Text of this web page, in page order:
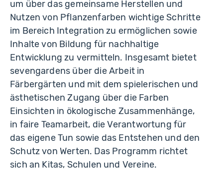
um über das gemeinsame Herstellen und
Nutzen von Pflanzenfarben wichtige Schritte
im Bereich Integration zu ermöglichen sowie
Inhalte von Bildung für nachhaltige
Entwicklung zu vermitteln. Insgesamt bietet
sevengardens über die Arbeit in
Färbergärten und mit dem spielerischen und
ästhetischen Zugang über die Farben
Einsichten in ökologische Zusammenhänge,
in faire Teamarbeit, die Verantwortung für
das eigene Tun sowie das Entstehen und den
Schutz von Werten. Das Programm richtet
sich an Kitas, Schulen und Vereine.